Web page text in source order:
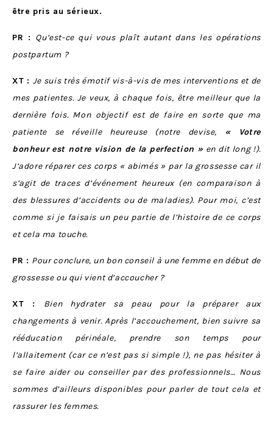
être pris au sérieux.
PR : Qu’est-ce qui vous plaît autant dans les opérations
postpartum ?
XT : Je suis très émotif vis-à-vis de mes interventions et de
mes patientes. Je veux, à chaque fois, être meilleur que la
dernière fois. Mon objectif est de faire en sorte que ma
patiente se réveille heureuse (notre devise, « Votre
bonheur est notre vision de la perfection » en dit long !).
J’adore réparer ces corps « abimés » par la grossesse car il
s’agit de traces d’événement heureux (en comparaison à
des blessures d’accidents ou de maladies). Pour moi, c’est
comme si je faisais un peu partie de l’histoire de ce corps
et cela ma touche.
PR : Pour conclure, un bon conseil à une femme en début de
grossesse ou qui vient d’accoucher ?
XT : Bien hydrater sa peau pour la préparer aux
changements à venir. Après l’accouchement, bien suivre sa
rééducation périnéale, prendre son temps pour
l’allaitement (car ce n’est pas si simple !), ne pas hésiter à
se faire aider ou conseiller par des professionnels… Nous
sommes d’ailleurs disponibles pour parler de tout cela et
rassurer les femmes.